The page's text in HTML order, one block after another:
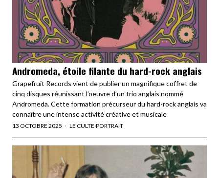
Andromeda, étoile filante du hard-rock anglais
Grapefruit Records vient de publier un magnifique coffret de
cinq disques réunissant l’oeuvre d’un trio anglais nommé
Andromeda. Cette formation précurseur du hard-rock anglais va
connaître une intense activité créative et musicale
13 OCTOBRE 2025 LE CULTE·PORTRAIT